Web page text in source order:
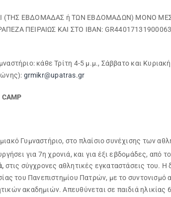
(ΤΗΣ ΕΒΔΟΜΑΔΑΣ ή ΤΩΝ ΕΒΔΟΜΑΔΩΝ) ΜΟΝΟ
ΠΕΙΡΑΙΩΣ ΚΑΙ ΣΤΟ ΙΒΑΝ:
κάθε Τρίτη 4-5 μ.μ., Σάββατο και
grmikr@upatras.gr
CAMP
Γυμναστήριο, στο πλαίσιο συνέχισης των
για 7η χρονιά, και για έξι εβδομάδες, από
στις σύγχρονες αθλητικές εγκαταστάσεις του. Η
του Πανεπιστημίου Πατρών, με το
ακαδημιών. Απευθύνεται σε παιδιά ηλικίας